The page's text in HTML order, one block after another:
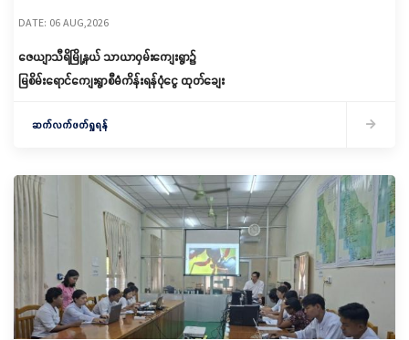
DATE: 06 AUG,2026
ဇေယျာသီရိမြို့နယ် သာယာဝှမ်းကျေးရွာ၌
မြစိမ်းရောင်ကျေးရွာစီမံကိန်းရန်ပုံငွေ ထုတ်ချေး
ဆက်လက်ဖတ်ရှုရန်